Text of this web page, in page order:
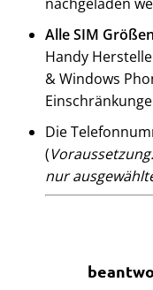
Alle SIM Größen
Handy
& Windows
Die
(
nur